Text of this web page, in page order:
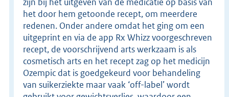
het door hem getoonde recept, om meerdere
redenen. Onder andere omdat het ging om een
uitgeprint en via de app Rx Whizz voorgeschreven
recept, de voorschrijvend arts werkzaam is als
cosmetisch arts en het recept zag op het medicijn
Ozempic dat is goedgekeurd voor behandeling
van suikerziekte maar vaak ‘off-label’ wordt